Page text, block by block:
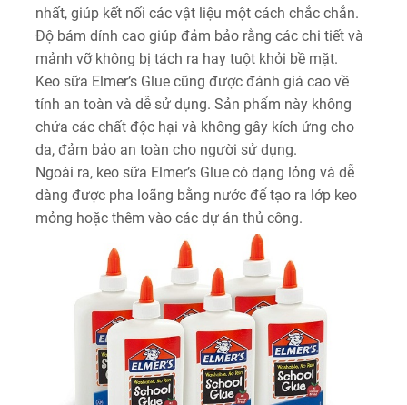
nhất, giúp kết nối các vật liệu một cách chắc chắn.
Độ bám dính cao giúp đảm bảo rằng các chi tiết và
mảnh vỡ không bị tách ra hay tuột khỏi bề mặt.
Keo sữa Elmer’s Glue cũng được đánh giá cao về
tính an toàn và dễ sử dụng. Sản phẩm này không
chứa các chất độc hại và không gây kích ứng cho
da, đảm bảo an toàn cho người sử dụng.
Ngoài ra, keo sữa Elmer’s Glue có dạng lỏng và dễ
dàng được pha loãng bằng nước để tạo ra lớp keo
mỏng hoặc thêm vào các dự án thủ công.